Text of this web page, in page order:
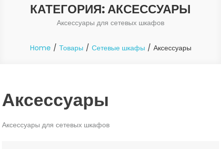
КАТЕГОРИЯ:АКСЕССУАРЫ
Аксессуары для сетевых шкафов
Home Товары Сетевые шкафы Аксессуары
Аксессуары
Аксессуары для сетевых шкафов